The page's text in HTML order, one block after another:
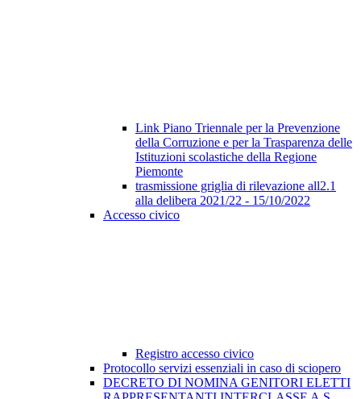
Link Piano Triennale per la Prevenzione
della Corruzione e per la Trasparenza delle
Istituzioni scolastiche della Regione
Piemonte
trasmissione griglia di rilevazione all2.1
alla delibera 2021/22 - 15/10/2022
Accesso civico
Registro accesso civico
Protocollo servizi essenziali in caso di sciopero
DECRETO DI NOMINA GENITORI ELETTI